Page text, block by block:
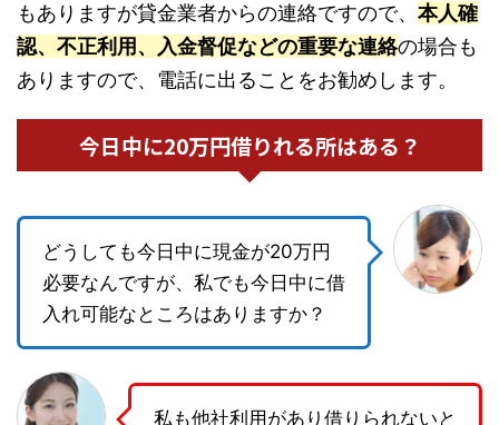
もありますが貸金業者からの連絡ですので、 本人確
認、不正利用、入金督促などの重要な連絡の場合も
ありますので、電話に出ることをお勧めします。
今日中に20万円借りれる所はある？
どうしても今日中に現金が20万円
必要なんですが、私でも今日中に借
入れ可能なところはありますか？
私も他社利用があり借りられないと